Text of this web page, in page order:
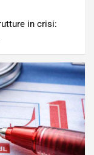
in crisi: